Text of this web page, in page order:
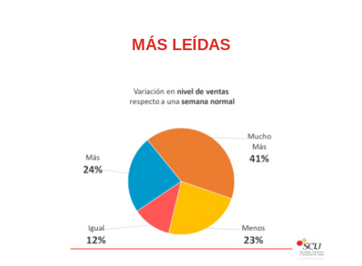
MÁS LEÍDAS